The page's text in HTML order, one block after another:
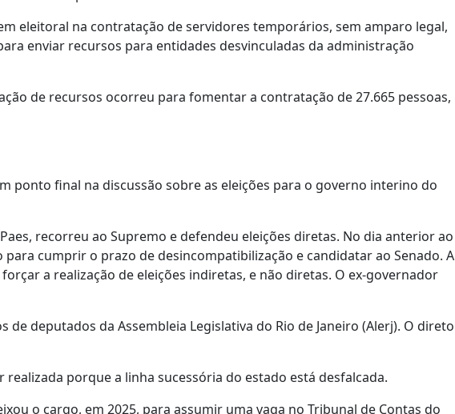
eleitoral na contratação de servidores temporários, sem amparo legal,
enviar recursos para entidades desvinculadas da administração
de recursos ocorreu para fomentar a contratação de 27.665 pessoas,
ponto final na discussão sobre as eleições para o governo interino do
recorreu ao Supremo e defendeu eleições diretas. No dia anterior ao
cumprir o prazo de desincompatibilização e candidatar ao Senado. A
a realização de eleições indiretas, e não diretas. O ex-governador
deputados da Assembleia Legislativa do Rio de Janeiro (Alerj). O direto
porque a linha sucessória do estado está desfalcada.
o cargo, em 2025, para assumir uma vaga no Tribunal de Contas do